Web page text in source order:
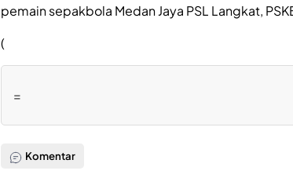
pemain sepakbola Medan Jaya PSL Langkat,
(
=
Komentar